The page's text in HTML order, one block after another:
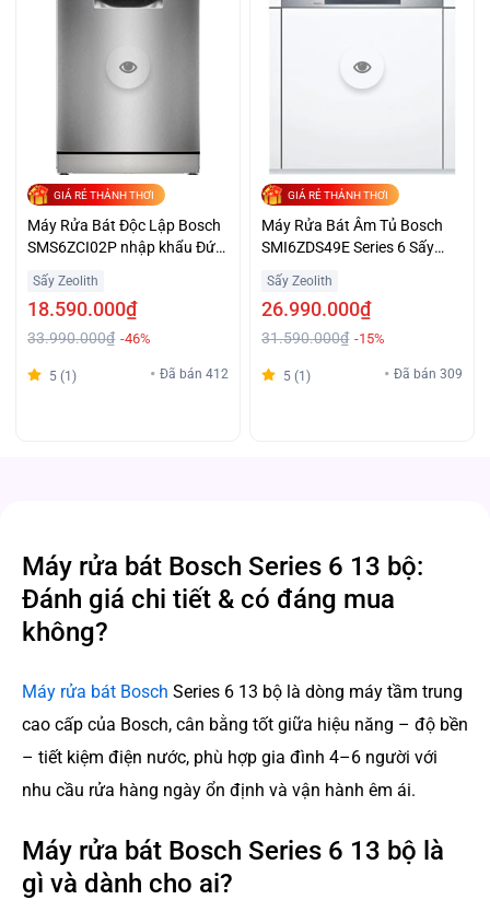
GIÁ RẺ THẢNH THƠI
Máy Rửa Bát Độc Lập Bosch
SMS6ZCI02P nhập khẩu Đức,
Sấy Zeolith
18.590.000₫
33.990.000₫ -46%
5 (1) Đã bán 412
GIÁ RẺ THẢNH THƠI
Máy Rửa Bát Âm Tủ Bosch
SMI6ZDS49E Series 6 Sấy
Sấy Zeolith
26.990.000₫
31.590.000₫ -15%
5 (1) Đã bán 309
Máy rửa bát Bosch Series 6 13 bộ:
Đánh giá chi tiết & có đáng mua
không?
Máy rửa bát Bosch Series 6 13 bộ là dòng máy tầm trung
cao cấp của Bosch, cân bằng tốt giữa hiệu năng – độ bền
– tiết kiệm điện nước, phù hợp gia đình 4–6 người với
nhu cầu rửa hàng ngày ổn định và vận hành êm ái.
Máy rửa bát Bosch Series 6 13 bộ là
gì và dành cho ai?